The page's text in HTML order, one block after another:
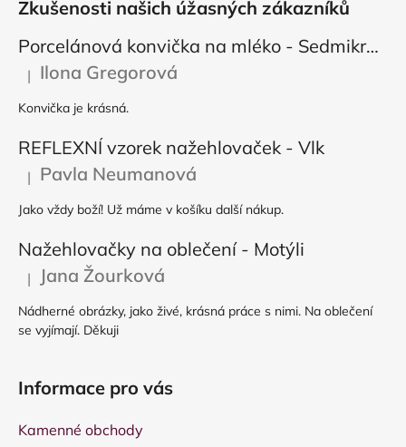
Zkušenosti našich úžasných zákazníků
Porcelánová konvička na mléko - Sedmikráska
Hodnocení produktu je 5 z 5 hvězdiček.
| Ilona Gregorová
Konvička je krásná.
REFLEXNÍ vzorek nažehlovaček - Vlk
Hodnocení produktu je 5 z 5 hvězdiček.
| Pavla Neumanová
Jako vždy boží! Už máme v košíku další nákup.
Nažehlovačky na oblečení - Motýli
Hodnocení produktu je 5 z 5 hvězdiček.
| Jana Žourková
Nádherné obrázky, jako živé, krásná práce s nimi. Na oblečení
se vyjímají. Děkuji
Informace pro vás
Kamenné obchody